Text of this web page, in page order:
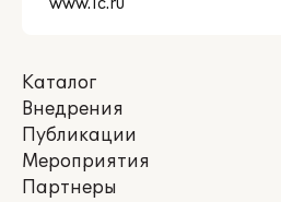
Каталог
Внедрения
Публикации
Мероприятия
Партнеры